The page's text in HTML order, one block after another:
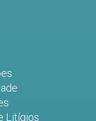
Litígios